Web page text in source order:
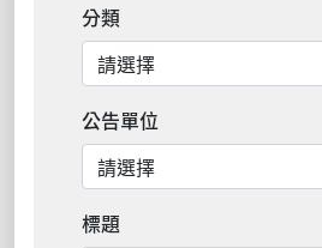
分類
公告單位
標題